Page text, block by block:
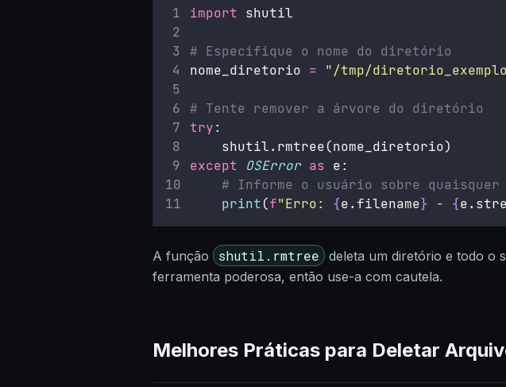
import shutil
# Especifique o nome do diretório
nome_diretorio = "/tmp/diretorio_exemplo
# Tente remover a árvore do diretório
try:
    shutil.rmtree(nome_diretorio)
except
OSError as e:
# Informe o usuário sobre quaisquer
print(f"Erro: {e.filename} - {
A função shutil.rmtree
deleta um diretório e todo o
ferramenta poderosa, então use-a com cautela.
Melhores Práticas para Deletar